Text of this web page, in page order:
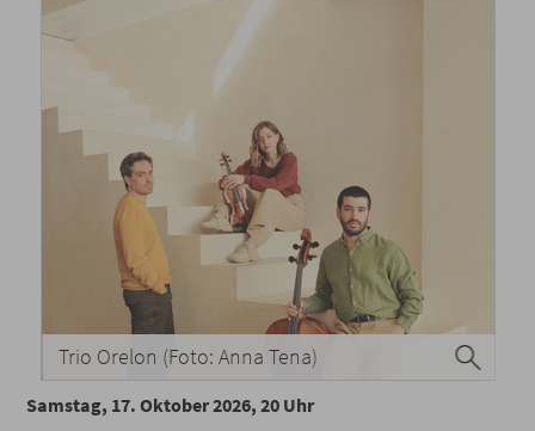
Trio Orelon (Foto: Anna Tena)
Samstag, 17. Oktober 2026, 20 Uhr